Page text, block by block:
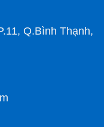
Q.Bình Thạnh,